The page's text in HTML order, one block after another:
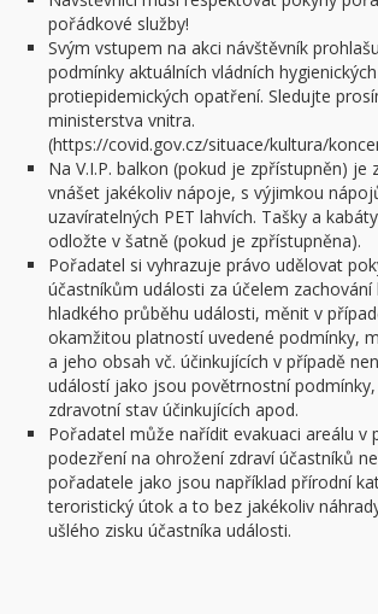
pořádkové služby!
Svým vstupem na akci návštěvník
podmínky aktuálních vládních
protiepidemických opatření. Sledujte
ministerstva vnitra.
(https://covid.gov.cz/situace/kultura/
Na V.I.P. balkon (pokud je zpřístupněn) je
vnášet jakékoliv nápoje, s výjimkou
uzavíratelných PET lahvích. Tašky a
odložte v šatně (pokud je zpřístupněna).
Pořadatel si vyhrazuje právo udělovat
účastníkům události za účelem zachování
hladkého průběhu události, měnit v
okamžitou platností uvedené podmínky,
a jeho obsah vč. účinkujících v případě
událostí jako jsou povětrnostní
zdravotní stav účinkujících apod.
Pořadatel může nařídit evakuaci areálu v
podezření na ohrožení zdraví účastníků
pořadatele jako jsou například přírodní
teroristický útok a to bez jakékoliv
ušlého zisku účastníka události.